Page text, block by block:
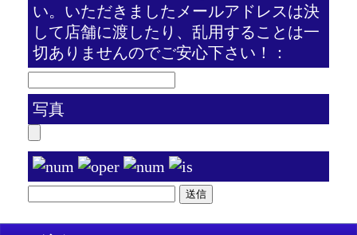
い。いただきましたメールアドレスは決
して店舗に渡したり、乱用することは一
切ありませんのでご安心下さい！：
写真